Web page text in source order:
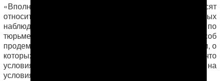
«Вполне вероятно, что власти страны пригласят
относительно нейтральную группу международных
наблюдателей и организуют им небольшой тур по
тюрьме. Это единственный правдоподобный способ
продемонстрировать всему миру, что, во-первых, люди, о
которых идет речь в кампании, живы, а во-вторых, что
условия в тюрьме достаточно неплохие», — сказал он на
условиях анонимности.